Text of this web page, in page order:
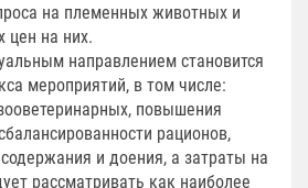
на племенных животных и
цен на них.
направлением становится
мероприятий, в том числе:
повышения
рационов,
и доения, а затраты на
рассматривать как наиболее